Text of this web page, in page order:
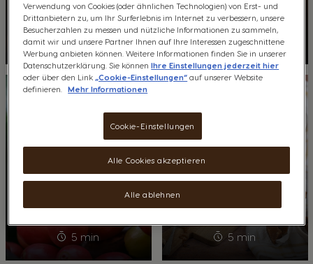
Was man diesen Sommer trinken sollte: Der Guide
für eisgekühlte Getränkes
7 min
5 min
5 min
Verwendung von Cookies (oder ähnlichen Technologien) von Erst- und
Drittanbietern zu, um Ihr Surferlebnis im Internet zu verbessern, unsere
Besucherzahlen zu messen und nützliche Informationen zu sammeln,
damit wir und unsere Partner Ihnen auf Ihre Interessen zugeschnittene
Werbung anbieten können. Weitere Informationen finden Sie in unserer
Datenschutzerklärung. Sie könnenIhre Einstellungen jederzeit hier
oder über den Link „Cookie-Einstellungen“ auf unserer Website
definieren.
Mehr Informationen
Cookie-Einstellungen
Alle ablehnen
Alle Cookies akzeptieren